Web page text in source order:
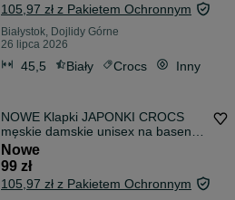
105,97 zł z Pakietem Ochronnym
Białystok, Dojlidy Górne
26 lipca 2026
45,5 Biały Crocs Inny
NOWE Klapki JAPONKI CROCS
męskie damskie unisex na basen
BIAŁE R 41/42
Nowe
99 zł
105,97 zł z Pakietem Ochronnym